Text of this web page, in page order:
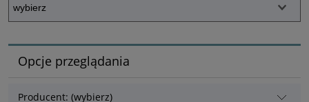
Opcje przeglądania
Producent: (wybierz)